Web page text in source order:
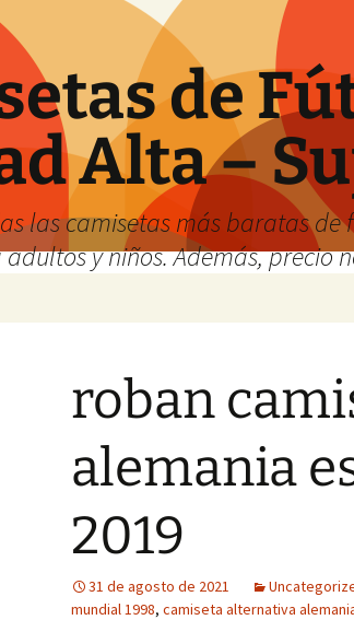
de
Alta –
las camisetas más baratas
y niños. Además, precio
roban
alemania
2019
31 de agosto de 2021
mundial 1998, camiseta alternativa